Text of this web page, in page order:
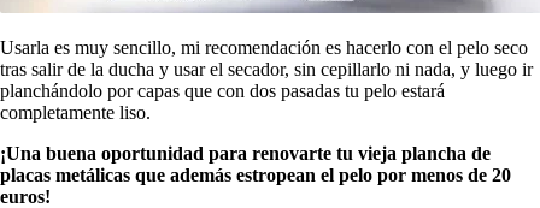
Usarla es muy sencillo, mi recomendación es hacerlo con el pelo seco
tras salir de la ducha y usar el secador, sin cepillarlo ni nada, y luego ir
planchándolo por capas que con dos pasadas tu pelo estará
completamente liso.
¡Una buena oportunidad para renovarte tu vieja plancha de
placas metálicas que además estropean el pelo por menos de 20
euros!